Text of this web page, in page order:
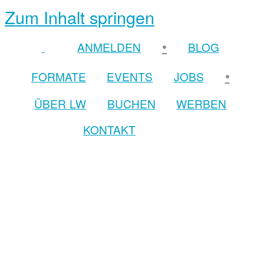
Zum Inhalt springen
ANMELDEN •
BLOG
FORMATE
EVENTS JOBS •
ÜBER LW BUCHEN
WERBEN
KONTAKT